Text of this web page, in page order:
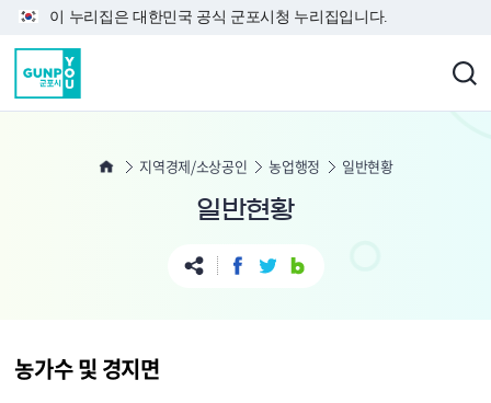
본문 바로가기
이 누리집은 대한민국 공식 군포시청 누리집입니다.
지역경제/소상공인 농업행정 일반현황
일반현황
농가수 및 경지면